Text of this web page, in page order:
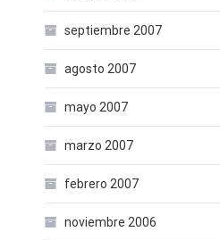
septiembre 2007
agosto 2007
mayo 2007
marzo 2007
febrero 2007
noviembre 2006